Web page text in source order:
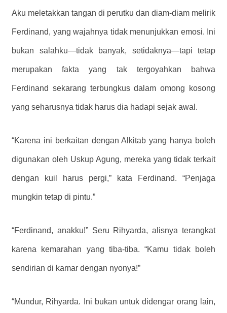
Aku meletakkan tangan di perutku dan diam-diam melirik
Ferdinand, yang wajahnya tidak menunjukkan emosi. Ini
bukan salahku—tidak banyak, setidaknya—tapi tetap
merupakan fakta yang tak tergoyahkan bahwa
Ferdinand sekarang terbungkus dalam omong kosong
yang seharusnya tidak harus dia hadapi sejak awal.
“Karena ini berkaitan dengan Alkitab yang hanya boleh
digunakan oleh Uskup Agung, mereka yang tidak terkait
dengan kuil harus pergi,” kata Ferdinand. “Penjaga
mungkin tetap di pintu.”
“Ferdinand, anakku!” Seru Rihyarda, alisnya terangkat
karena kemarahan yang tiba-tiba. “Kamu tidak boleh
sendirian di kamar dengan nyonya!”
“Mundur, Rihyarda. Ini bukan untuk didengar orang lain,